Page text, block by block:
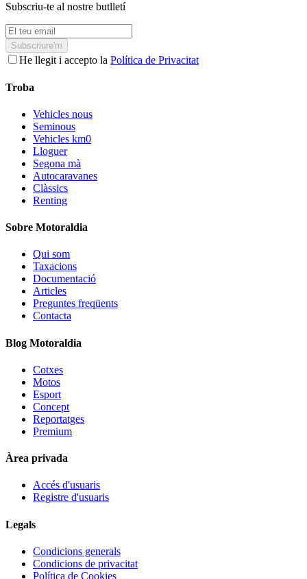
Subscriu-te al nostre butlletí
Subscriure'm
He llegit i accepto la Política de Privacitat
Troba
Vehicles nous
Seminous
Vehicles km0
Lloguer
Segona mà
Autocaravanes
Clàssics
Renting
Sobre Motoraldia
Qui som
Taxacions
Documentació
Articles
Preguntes freqüents
Contacta
Blog Motoraldia
Cotxes
Motos
Esport
Concept
Reportatges
Premium
Àrea privada
Accés d'usuaris
Registre d'usuaris
Legals
Condicions generals
Condicions de privacitat
Política de Cookies